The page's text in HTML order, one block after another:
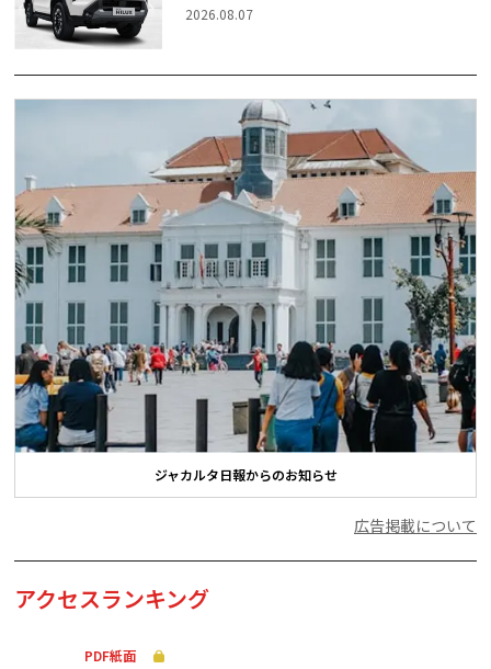
2026.08.07
ジャカルタ日報からのお知らせ
広告掲載について
アクセスランキング
PDF紙面